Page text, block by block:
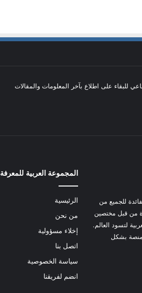
للبقاء على اطلاع بآخر المعلومات والمقالات
للجميع من
من قبل مختصين
لتسود العالم.
بشكل
المجموعة العربية للمعرفة
الرئيسية
من نحن
إخلاء مسؤولية
اتصل بنا
سياسة الخصوصية
انضم لفريقنا